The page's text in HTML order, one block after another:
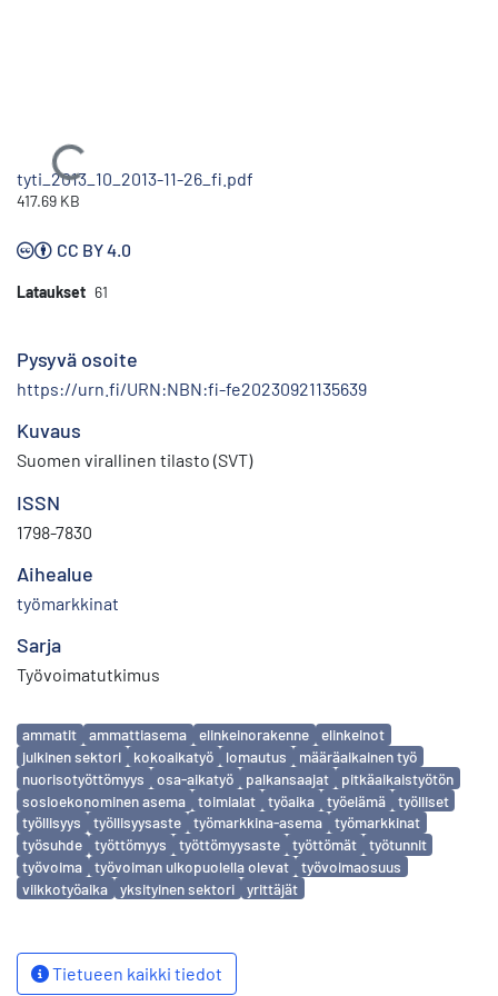
Ladataan...
tyti_2013_10_2013-11-26_fi.pdf
417.69 KB
CC BY 4.0
Lataukset 61
Pysyvä osoite
https://urn.fi/URN:NBN:fi-fe20230921135639
Kuvaus
Suomen virallinen tilasto (SVT)
ISSN
1798-7830
Aihealue
työmarkkinat
Sarja
Työvoimatutkimus
Avainsanat
ammatit ammattiasema elinkeinorakenne
elinkeinot
julkinen sektori
kokoaikatyö lomautus
määräaikainen työ
nuorisotyöttömyys
osa-aikatyö palkansaajat
pitkäaikaistyötön
sosioekonominen asema
toimialat työaika työelämä
työlliset
työllisyys
työllisyysaste työmarkkina-asema
työmarkkinat
työsuhde
työttömyys työttömyysaste työttömät
työtunnit
työvoima
työvoiman ulkopuolella olevat
työvoimaosuus
viikkotyöaika
yksityinen sektori yrittäjät
Tietueen kaikki tiedot